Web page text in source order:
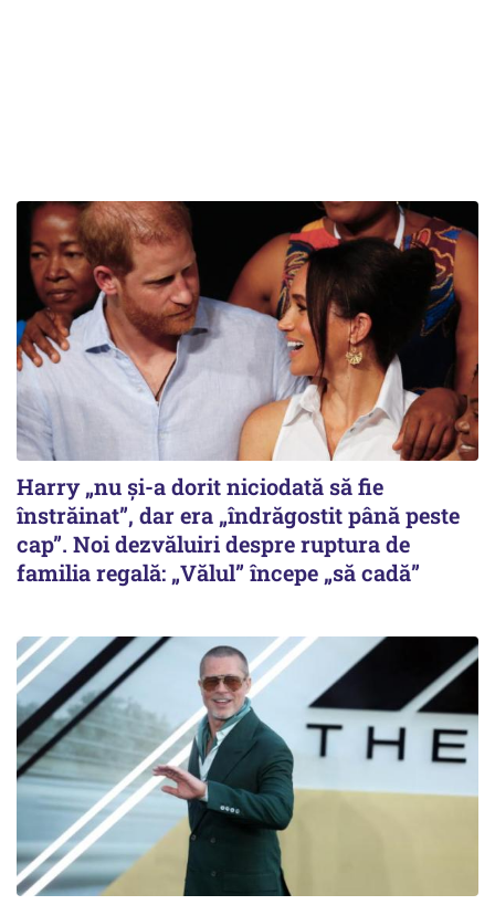
Harry „nu și-a dorit niciodată să fie
înstrăinat”, dar era „îndrăgostit până peste
cap”. Noi dezvăluiri despre ruptura de
familia regală: „Vălul” începe „să cadă”